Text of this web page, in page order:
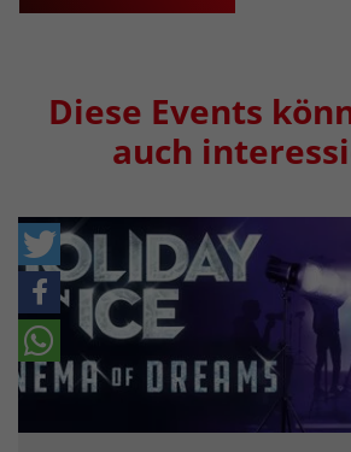
Diese Events
auch